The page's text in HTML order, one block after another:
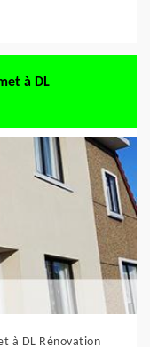
à DL
à DL Rénovation